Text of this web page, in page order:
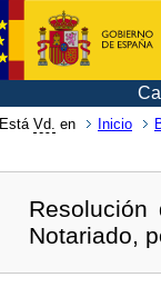
Está Vd. en Inicio
Notariado,